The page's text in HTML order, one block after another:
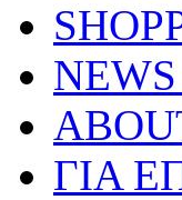
ΓΙΑ